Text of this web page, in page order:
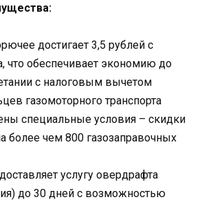
достигает 3,5 рублей с
что обеспечивает экономию до
с налоговым вычетом
газомоторного транспорта
специальные условия – скидки
более чем 800 газозаправочных
услугу овердрафта
до 30 дней с возможностью